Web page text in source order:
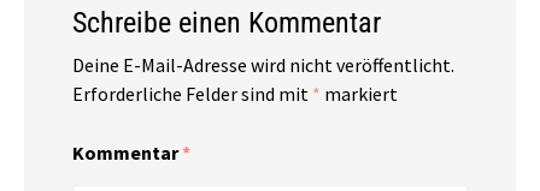
Schreibe einen Kommentar
Deine E-Mail-Adresse wird nicht veröffentlicht.
Erforderliche Felder sind mit * markiert
Kommentar*